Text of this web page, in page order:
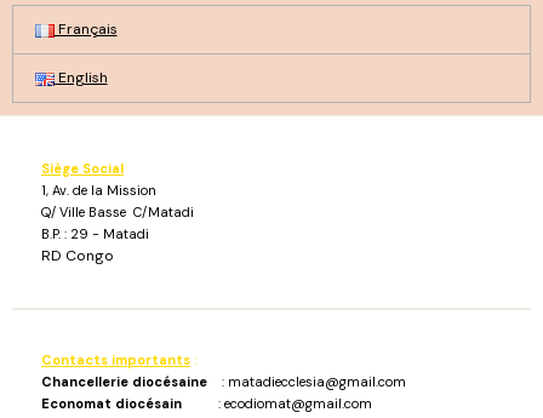
Français
English
Siège Social
1, Av. de la Mission
Q/ Ville Basse C/Matadi
B.P. : 29 - Matadi
RD Congo
Contacts importants :
Chancellerie diocésaine : matadiecclesia@gmail.com
Economat diocésain : ecodiomat@gmail.com